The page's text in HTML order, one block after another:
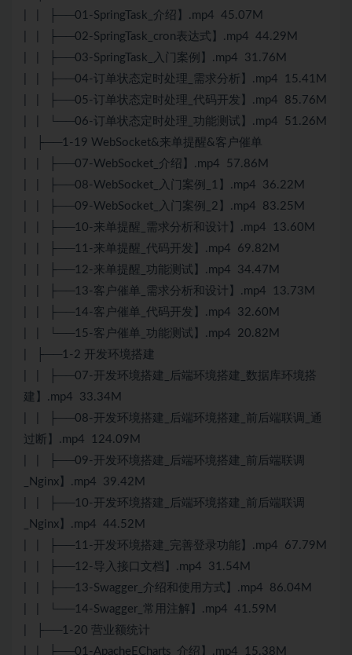
| | ├──01-SpringTask_介绍】.mp4 45.07M
| | ├──02-SpringTask_cron表达式】.mp4 44.29M
| | ├──03-SpringTask_入门案例】.mp4 31.76M
| | ├──04-订单状态定时处理_需求分析】.mp4 15.41M
| | ├──05-订单状态定时处理_代码开发】.mp4 85.76M
| | └──06-订单状态定时处理_功能测试】.mp4 51.26M
| ├──1-19 WebSocket&来单提醒&客户催单
| | ├──07-WebSocket_介绍】.mp4 57.86M
| | ├──08-WebSocket_入门案例_1】.mp4 36.22M
| | ├──09-WebSocket_入门案例_2】.mp4 83.25M
| | ├──10-来单提醒_需求分析和设计】.mp4 13.60M
| | ├──11-来单提醒_代码开发】.mp4 69.82M
| | ├──12-来单提醒_功能测试】.mp4 34.47M
| | ├──13-客户催单_需求分析和设计】.mp4 13.73M
| | ├──14-客户催单_代码开发】.mp4 32.60M
| | └──15-客户催单_功能测试】.mp4 20.82M
| ├──1-2 开发环境搭建
| | ├──07-开发环境搭建_后端环境搭建_数据库环境搭
建】.mp4 33.34M
| | ├──08-开发环境搭建_后端环境搭建_前后端联调_通
过断】.mp4 124.09M
| | ├──09-开发环境搭建_后端环境搭建_前后端联调
_Nginx】.mp4 39.42M
| | ├──10-开发环境搭建_后端环境搭建_前后端联调
_Nginx】.mp4 44.52M
| | ├──11-开发环境搭建_完善登录功能】.mp4 67.79M
| | ├──12-导入接口文档】.mp4 31.54M
| | ├──13-Swagger_介绍和使用方式】.mp4 86.04M
| | └──14-Swagger_常用注解】.mp4 41.59M
| ├──1-20 营业额统计
| | ├──01-ApacheECharts_介绍】.mp4 15.38M